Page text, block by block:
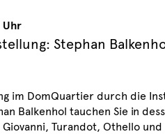
Uhr
Stephan
im DomQuartier durch die
Balkenhol tauchen Sie in
Turandot, Othello und